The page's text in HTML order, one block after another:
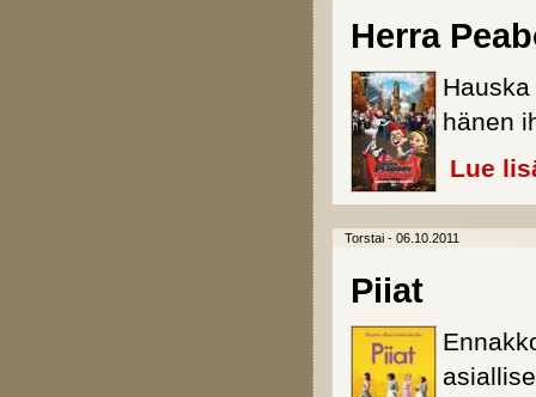
Herra
hänen
Lue
Torstai - 06.10.2011
Piiat